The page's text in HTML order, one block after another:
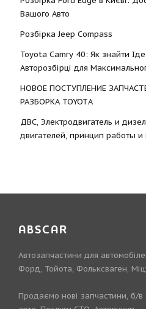
Вашого Авто
Розбірка Jeep Compass
Toyota Camry 40: Як знайти
Авторозбірці для
НОВОЕ ПОСТУПЛЕНИЕ
РАЗБОРКА TOYOTА
ДВС, Электродвигатель и
двигателей, принцип работы и
ABSCAR
Автозапчастини для
Форд, Тойота, Фольксваген,
Продаємо нові запчастини, б/